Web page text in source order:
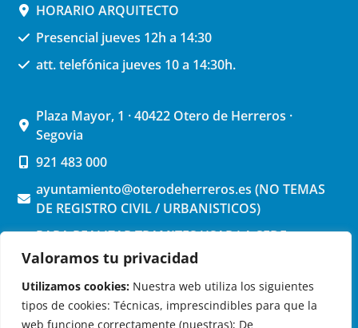
Valoramos tu privacidad
Utilizamos cookies: Nuestra web utiliza los siguientes
tipos de cookies: Técnicas, imprescindibles para que la
web funcione correctamente (nuestras); De
HORARIO ARQUITECTO
Presencial jueves 12h a 14:30
att. telefónica jueves 10 a 14:30h.
Plaza Mayor, 1 · 40422 Otero de Herreros ·
Segovia
921 483 000
ayuntamiento@oterodeherreros.es (NO TEMAS
DE REGISTRO CIVIL / URBANISTICOS)
PARA REALIZAR TRAMITES USAR LA SEDE
ELECTRONICA (pinchar aquí)